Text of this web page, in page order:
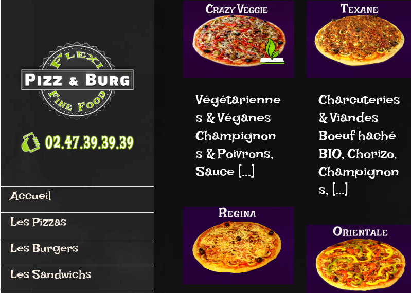
Accueil
Les Pizzas
Les Burgers
Les Sandwichs
Végétarienne
s & Véganes
Champignon
s & Poivrons,
Sauce [...]
Charcuteries
& Viandes
Boeuf haché
BIO, Chorizo,
Champignon
s, [...]